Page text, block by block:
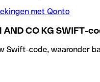
met Qonto
AND CO KG SWIFT-
Swift-code, waaronder